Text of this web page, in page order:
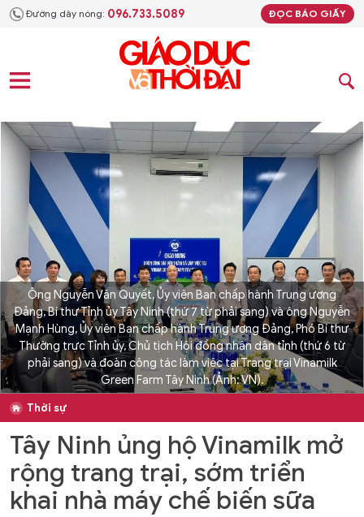
Đường dây nóng: 096.733.5089 ĐỌC BÁO GIẤY
Ông Nguyễn Văn Quyết, Ủy viên Ban chấp hành Trung ương
Đảng, Bí thư Tỉnh ủy Tây Ninh (thứ 7 từ phải sang) và ông Nguyễn
Mạnh Hùng, Ủy viên Ban chấp hành Trung ương Đảng, Phó Bí thư
Thường trực Tỉnh ủy, Chủ tịch Hội đồng nhân dân tỉnh (thứ 6 từ
phải sang) và đoàn công tác làm việc tại Trang trại Vinamilk
Green Farm Tây Ninh (Ảnh: VN).
Thời sự
Tây Ninh ủng hộ Vinamilk mở
rộng trang trại, sớm triển
khai nhà máy chế biến sữa